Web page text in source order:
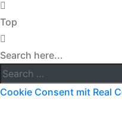
Top
Search here...
Cookie Consent mit Real